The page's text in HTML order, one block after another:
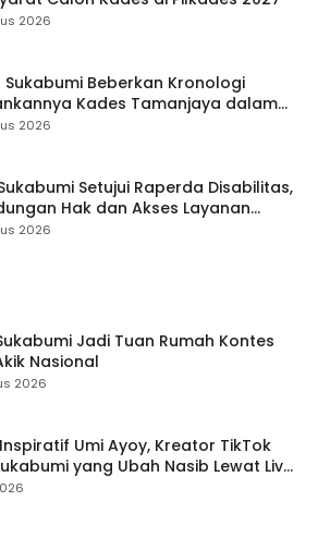
2026
Sukabumi Beberkan Kronologi
Kades Tamanjaya dalam
Sabu
2026
Sukabumi Setujui Raperda Disabilitas,
Hak dan Akses Layanan
2026
Jadi Tuan Rumah Kontes
Nasional
2026
Umi Ayoy, Kreator TikTok
yang Ubah Nasib Lewat Live